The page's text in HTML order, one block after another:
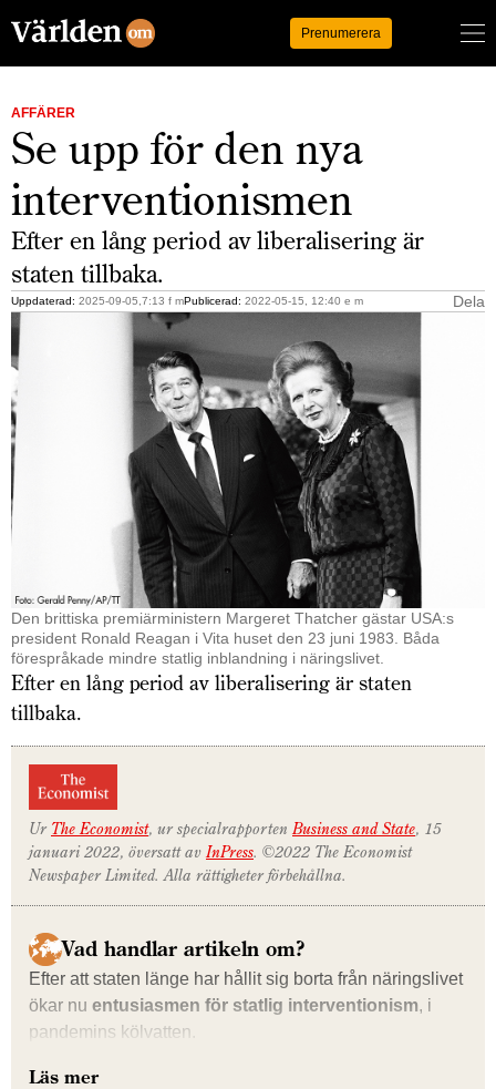
Prenumerera
AFFÄRER
Se upp för den nya
interventionismen
Efter en lång period av liberalisering är
staten tillbaka.
Uppdaterad: 2025-09-05,7:13 f mPublicerad: 2022-05-15, 12:40 e m Dela
Den brittiska premiärministern Margeret Thatcher gästar USA:s
president Ronald Reagan i Vita huset den 23 juni 1983. Båda
förespråkade mindre statlig inblandning i näringslivet.
Efter en lång period av liberalisering är staten
tillbaka.
Ur The Economist, ur specialrapporten Business and State, 15
januari 2022, översatt av InPress. ©2022 The Economist
Newspaper Limited. Alla rättigheter förbehållna.
Vad handlar artikeln om?
Efter att staten länge har hållit sig borta från näringslivet
ökar nu entusiasmen för statlig interventionism, i
pandemins kölvatten.
Läs mer